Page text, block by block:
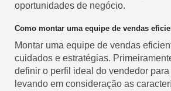
oportunidades de negócio.
Como montar uma equipe de vendas
Montar uma equipe de vendas
cuidados e estratégias.
definir o perfil ideal do vendedor para
levando em consideração as